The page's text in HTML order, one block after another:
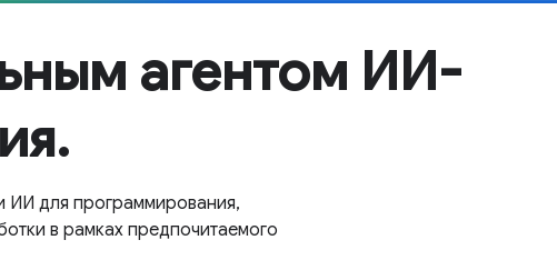
агентом ИИ-
ИИ для программирования,
в рамках предпочитаемого